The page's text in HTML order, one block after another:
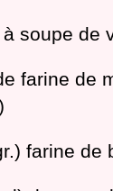
soupe de
farine de
farine de